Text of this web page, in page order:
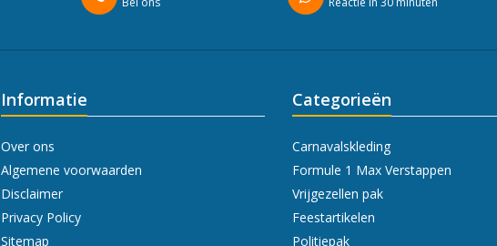
Informatie
Over ons
Algemene voorwaarden
Disclaimer
Privacy Policy
Sitemap
Categorieën
Carnavalskleding
Formule 1 Max Verstappen
Vrijgezellen pak
Feestartikelen
Politiepak